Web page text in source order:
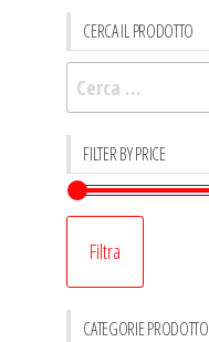
CERCA IL PRODOTTO
Ricerca
per:
FILTER BY PRICE
Filtra
CATEGORIE PRODOTTO